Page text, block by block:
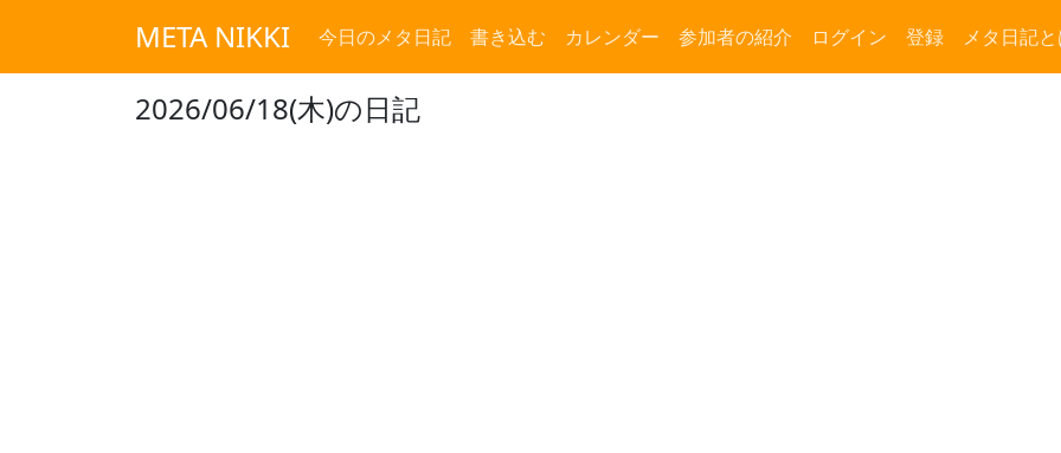
META NIKKI 今日のメタ日記 書き込む カレンダー 参加者の紹介 ログイン 登録 メタ日記と
2026/06/18(木)の日記